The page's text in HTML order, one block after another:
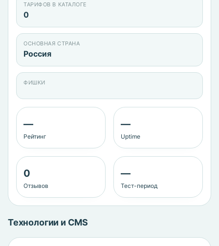
ТАРИФОВ В КАТАЛОГЕ
0
ОСНОВНАЯ СТРАНА
Россия
ФИШКИ
—
Рейтинг
—
Uptime
0
Отзывов
—
Тест-период
Технологии и CMS